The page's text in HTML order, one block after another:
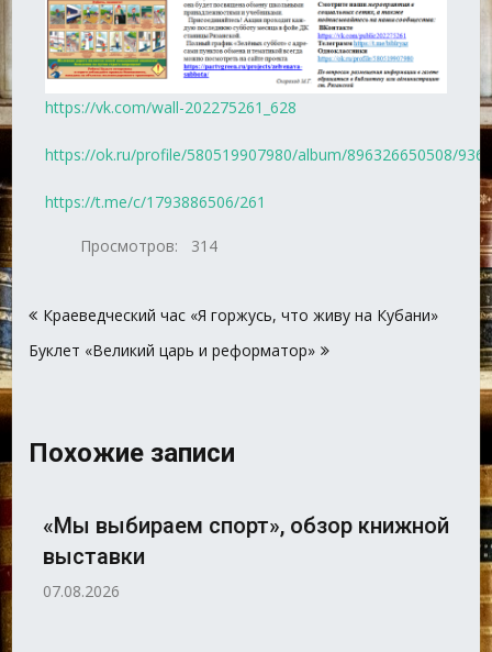
https://vk.com/wall-202275261_628
https://ok.ru/profile/580519907980/album/896326650508/
https://t.me/c/1793886506/261
Просмотров: 314
по
записям
Краеведческий час «Я горжусь, что живу на Кубани»
Буклет «Великий царь и реформатор»
Похожие записи
«Мы выбираем спорт», обзор книжной
выставки
07.08.2026